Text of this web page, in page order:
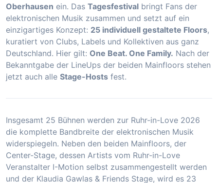
Oberhausen ein. Das Tagesfestival bringt Fans der
elektronischen Musik zusammen und setzt auf ein
einzigartiges Konzept: 25 individuell gestaltete Floors,
kuratiert von Clubs, Labels und Kollektiven aus ganz
Deutschland. Hier gilt: One Beat. One Family. Nach der
Bekanntgabe der LineUps der beiden Mainfloors stehen
jetzt auch alle Stage-Hosts fest.
Insgesamt 25 Bühnen werden zur Ruhr-in-Love 2026
die komplette Bandbreite der elektronischen Musik
widerspiegeln. Neben den beiden Mainfloors, der
Center-Stage, dessen Artists vom Ruhr-in-Love
Veranstalter I-Motion selbst zusammengestellt werden
und der Klaudia Gawlas & Friends Stage, wird es 23